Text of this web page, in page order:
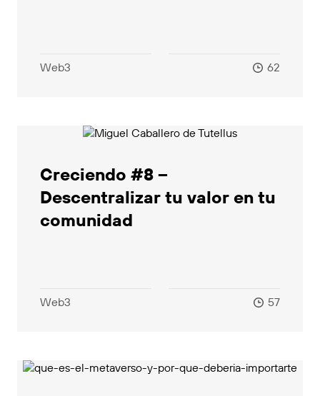
Web3 62
Creciendo #8 –
Descentralizar tu valor en tu
comunidad
Web3 57